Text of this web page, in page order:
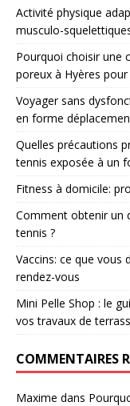
Activité physique
musculo-
Pourquoi choisir une
poreux à Hyères
Voyager sans
en forme
Quelles précautions
tennis exposée à un
Fitness à domicile:
Comment obtenir un
tennis ?
Vaccins: ce que vous
rendez-vous
Mini Pelle Shop : le
vos travaux de
COMMENTAIRES
Maxime dans